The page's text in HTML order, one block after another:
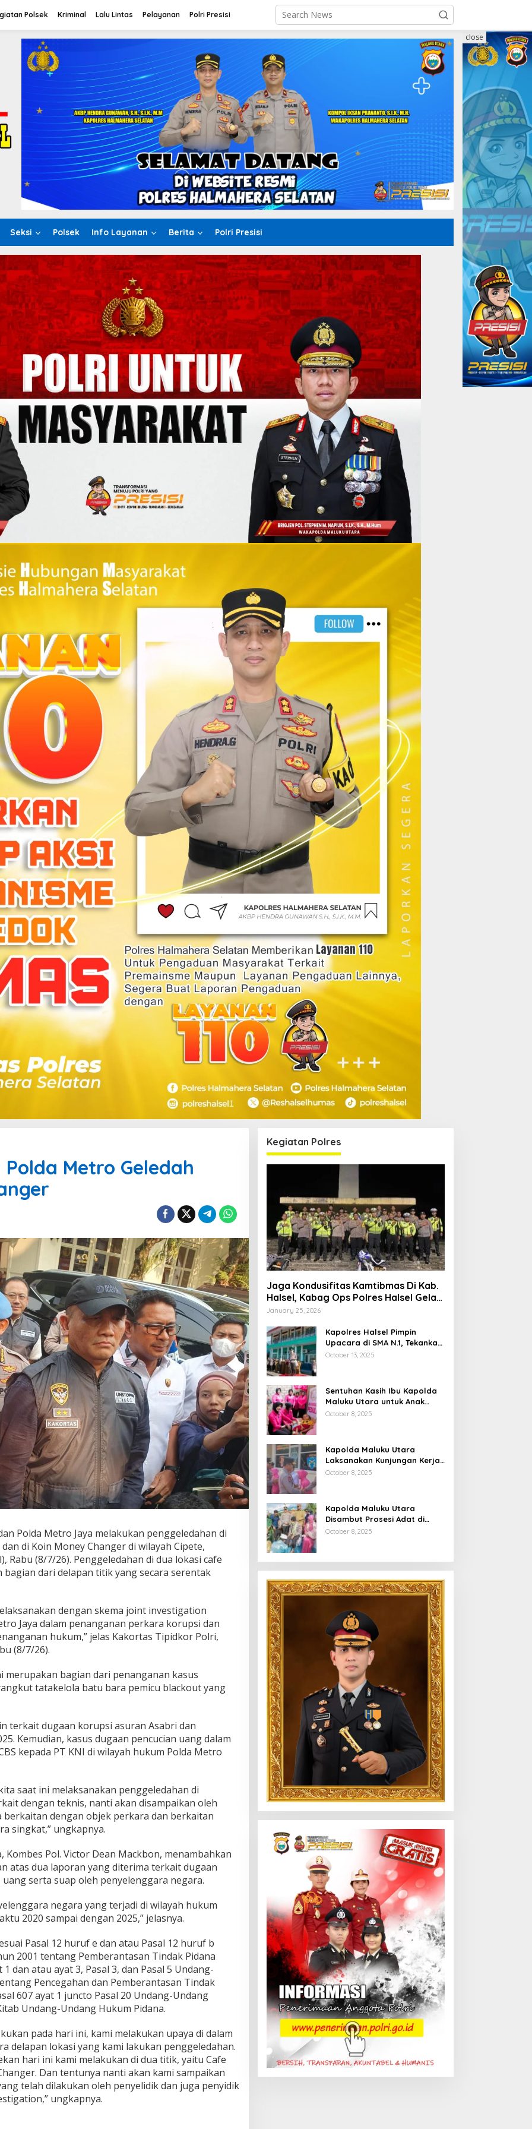
Polsek Kriminal Lalu Lintas Pelayanan Polri Presisi
Seksi Polsek Info Layanan Berita Polri Presisi
close
Metro Geledah
Polda Metro Jaya melakukan penggeledahan di
di Koin Money Changer di wilayah Cipete,
Rabu (8/7/26). Penggeledahan di dua lokasi cafe
dari delapan titik yang secara serentak
dengan skema joint investigation
Jaya dalam penanganan perkara korupsi dan
hukum,” jelas Kakortas Tipidkor Polri,
(8/7/26).
bagian dari penanganan kasus
tatakelola batu bara pemicu blackout yang
terkait dugaan korupsi asuran Asabri dan
Kemudian, kasus dugaan pencucian uang dalam
kepada PT KNI di wilayah hukum Polda Metro
saat ini melaksanakan penggeledahan di
dengan teknis, nanti akan disampaikan oleh
berkaitan dengan objek perkara dan berkaitan
singkat,” ungkapnya.
Kombes Pol. Victor Dean Mackbon, menambahkan
atas dua laporan yang diterima terkait dugaan
serta suap oleh penyelenggara negara.
negara yang terjadi di wilayah hukum
2020 sampai dengan 2025,” jelasnya.
Pasal 12 huruf e dan atau Pasal 12 huruf b
2001 tentang Pemberantasan Tindak Pidana
dan atau ayat 3, Pasal 3, dan Pasal 5 Undang-
Pencegahan dan Pemberantasan Tindak
607 ayat 1 juncto Pasal 20 Undang-Undang
Undang-Undang Hukum Pidana.
pada hari ini, kami melakukan upaya di dalam
delapan lokasi yang kami lakukan penggeledahan.
hari ini kami melakukan di dua titik, yaitu Cafe
Dan tentunya nanti akan kami sampaikan
telah dilakukan oleh penyelidik dan juga penyidik
ungkapnya.
Kegiatan Polres
Jaga Kondusifitas Kamtibmas Di Kab.
Halsel, Kabag Ops Polres Halsel Gelar
Patroli Cipta Kondisi
January 25, 2026
Kapolres Halsel Pimpin
Upacara di SMA N.1, Tekankan
Disiplin Dan Keselamatan
October 13, 2025
Sentuhan Kasih Ibu Kapolda
Maluku Utara untuk Anak
Penyandang Hidrosefalus di
October 8, 2025
Kapolda Maluku Utara
Laksanakan Kunjungan Kerja
Di Polres Halsel
October 8, 2025
Kapolda Maluku Utara
Disambut Prosesi Adat di
Bumi Saruma
October 8, 2025